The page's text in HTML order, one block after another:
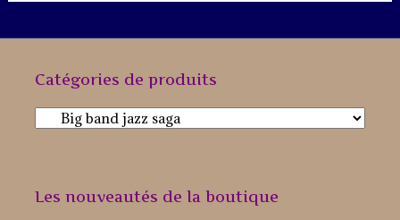
Catégories de produits
Les nouveautés de la boutique